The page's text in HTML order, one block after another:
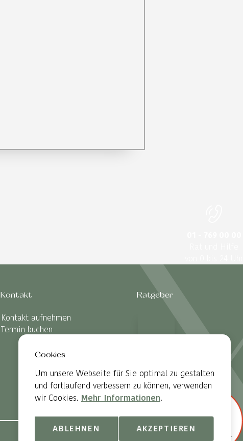
Kontakt
Kontakt aufnehmen
Termin buchen
Ratgeber
Cookies
Um unsere Webseite für Sie optimal zu gestalten
und fortlaufend verbessern zu können, verwenden
wir Cookies. Mehr Informationen.
AKZEPTIEREN
ABLEHNEN